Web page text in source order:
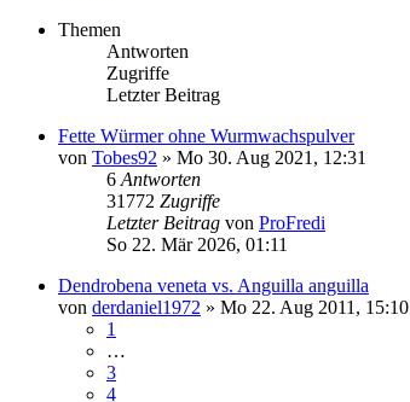
Themen
Antworten
Zugriffe
Letzter Beitrag
Fette Würmer ohne Wurmwachspulver
von Tobes92 » Mo 30. Aug 2021, 12:31
6 Antworten
31772 Zugriffe
Letzter Beitrag von ProFredi
So 22. Mär 2026, 01:11
Dendrobena veneta vs. Anguilla anguilla
von derdaniel1972 » Mo 22. Aug 2011, 15:10
1
…
3
4